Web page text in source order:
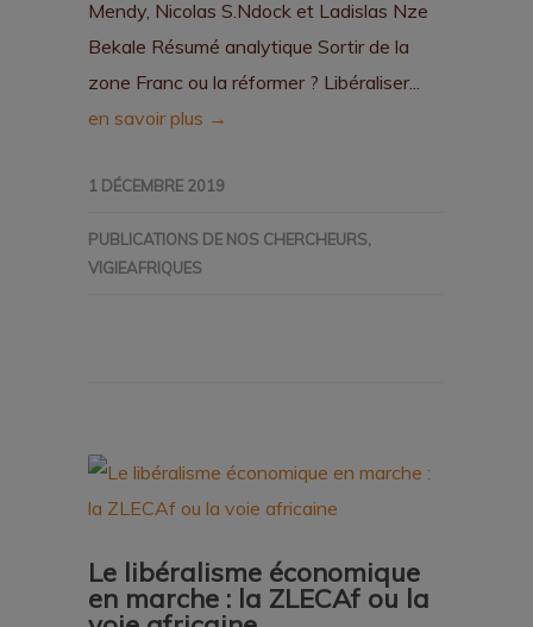
Mendy, Nicolas S.Ndock et Ladislas Nze
Bekale Résumé analytique Sortir de la
zone Franc ou la réformer ? Libéraliser...
en savoir plus →
1 DÉCEMBRE 2019
PUBLICATIONS DE NOS CHERCHEURS
VIGIEAFRIQUES
Le libéralisme économique
en marche : la ZLECAf ou la